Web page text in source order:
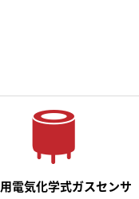
電気化学式ガスセンサ